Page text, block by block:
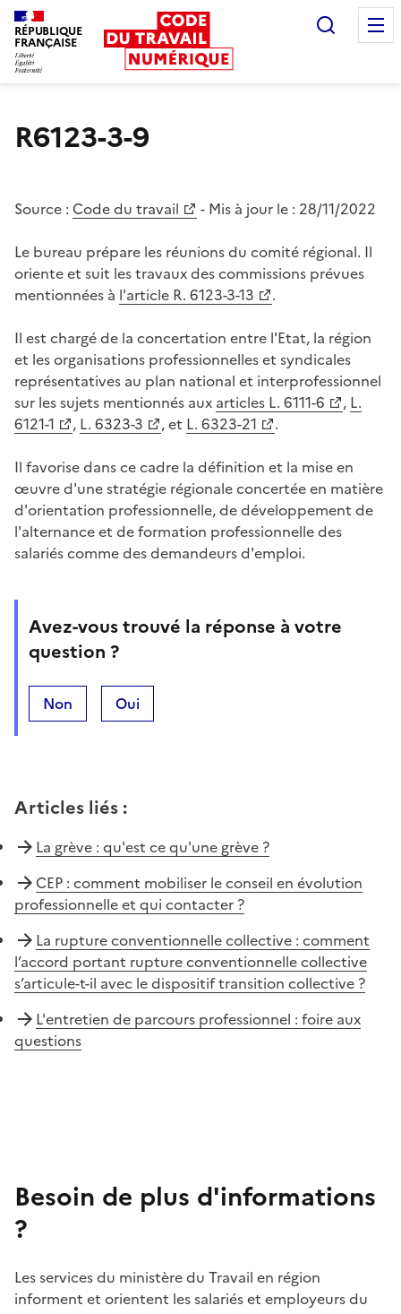
RÉPUBLIQUE
FRANÇAISE
R6123-3-9
Source : Code du travail - Mis à jour le : 28/11/2022
Le bureau prépare les réunions du comité régional. Il
oriente et suit les travaux des commissions prévues
mentionnées à l'article R. 6123-3-13
.
Il est chargé de la concertation entre l'Etat, la région
et les organisations professionnelles et syndicales
représentatives au plan national et interprofessionnel
sur les sujets mentionnés aux articles L. 6111-6 , L.
6121-1
, L. 6323-3 , et L. 6323-21
.
Il favorise dans ce cadre la définition et la mise en
œuvre d'une stratégie régionale concertée en matière
d'orientation professionnelle, de développement de
l'alternance et de formation professionnelle des
salariés comme des demandeurs d'emploi.
Avez-vous trouvé la réponse à votre
question ?
Non Oui
Articles liés :
La grève : qu'est ce qu'une grève ?
CEP : comment mobiliser le conseil en évolution
professionnelle et qui contacter ?
La rupture conventionnelle collective : comment
l’accord portant rupture conventionnelle collective
s’articule-t-il avec le dispositif transition collective ?
L'entretien de parcours professionnel : foire aux
questions
Besoin de plus d'informations
?
Les services du ministère du Travail en région
informent et orientent les salariés et employeurs du